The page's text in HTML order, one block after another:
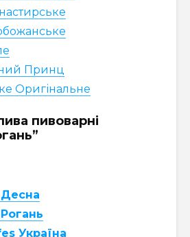
Принц
Оригінальне
пивоварні
Україна